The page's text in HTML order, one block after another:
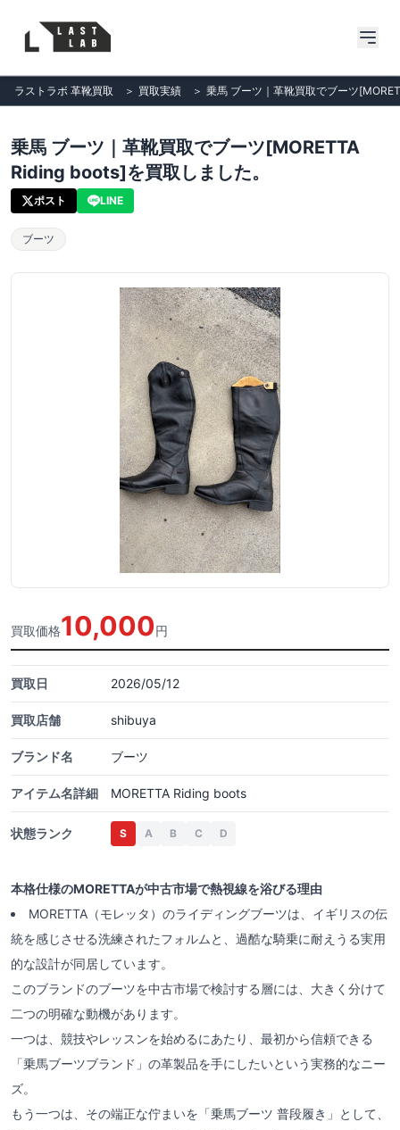
ラストラボ 革靴買取 ＞ 買取実績 ＞ 乗馬 ブーツ｜革靴買取でブーツ
乗馬 ブーツ｜革靴買取でブーツ[MORETTA
Riding boots]を買取しました。
ポスト LINE
ブーツ
買取価格10,000円
買取日 2026/05/12
買取店舗 shibuya
ブランド名 ブーツ
アイテム名詳細 MORETTA Riding boots
状態ランク S A B C D
本格仕様のMORETTAが中古市場で熱視線を浴びる理由
MORETTA（モレッタ）のライディングブーツは、イギリスの伝
統を感じさせる洗練されたフォルムと、過酷な騎乗に耐えうる実用
的な設計が同居しています。
このブランドのブーツを中古市場で検討する層には、大きく分けて
二つの明確な動機があります。
一つは、競技やレッスンを始めるにあたり、最初から信頼できる
「乗馬ブーツブランド」の革製品を手にしたいという実務的なニー
ズ。
もう一つは、その端正な佇まいを「乗馬ブーツ 普段履き」として、